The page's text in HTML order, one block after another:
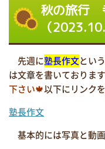
秋の旅行
（
先週に塾長作文とい
は文章を書いております
下さい🍁以下にリンク
塾長作文
基本的には写真と動